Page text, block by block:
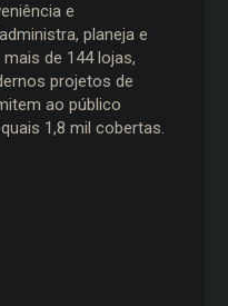
e
planeja e
de 144 lojas,
projetos de
ao público
1,8 mil cobertas.